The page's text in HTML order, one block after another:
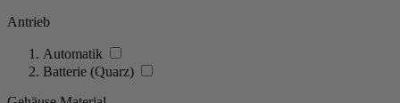
Antrieb
Automatik
Batterie (Quarz)